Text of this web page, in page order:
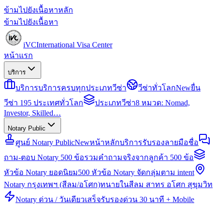
ข้ามไปยังเนื้อหาหลัก
ข้ามไปยังเนื้อหา
iVCInternational Visa Center
หน้าแรก
บริการ
บริการบริการครบทุกประเภทวีซ่า วีซ่าทั่วโลกNewยื่น
วีซ่า 195 ประเทศทั่วโลก
ประเภทวีซ่า8 หมวด: Nomad,
Investor, Skilled…
Notary Public
ศูนย์ Notary PublicNewหน้าหลักบริการรับรองลายมือชื่อ
ถาม-ตอบ Notary 500 ข้อรวมคำถามจริงจากลูกค้า 500 ข้อ
หัวข้อ Notary ยอดนิยม500 หัวข้อ Notary จัดกลุ่มตาม intent
Notary กรุงเทพฯ (สีลม/อโศก)ทนายในสีลม สาทร อโศก สุขุมวิท
Notary ด่วน / วันเดียวเสร็จรับรองด่วน 30 นาที + Mobile